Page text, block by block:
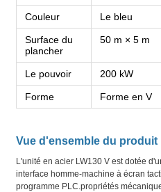
Couleur Le bleu
Surface du
plancher
50 m × 5 m
Le pouvoir 200 kW
Forme Forme en V
Vue d'ensemble du produit
L'unité en acier LW130 V est dotée
interface homme-machine à écran
programme PLC.propriétés